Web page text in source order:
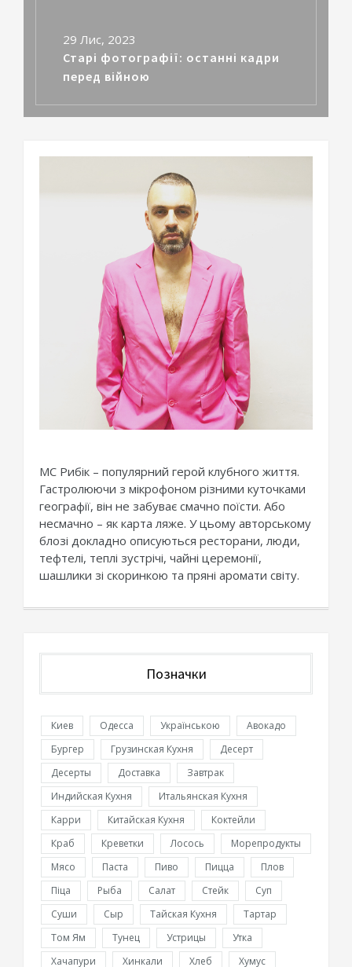
29 Лис, 2023
Старі фотографії: останні кадри
перед війною
МС Рибік – популярний герой клубного життя.
Гастролюючи з мікрофоном різними куточками
географії, він не забуває смачно поїсти. Або
несмачно – як карта ляже. У цьому авторському
блозі докладно описуються ресторани, люди,
тефтелі, теплі зустрічі, чайні церемонії,
шашлики зі скоринкою та пряні аромати світу.
Позначки
Киев Одесса Українською
Авокадо
Бургер
Грузинская Кухня
Десерт
Десерты
Доставка
Завтрак
Индийская Кухня
Итальянская Кухня
Карри
Китайская Кухня
Коктейли
Краб
Креветки Лосось
Морепродукты
Мясо
Паста Пиво Пицца
Плов
Піца
Рыба Салат Стейк
Суп
Суши
Сыр Тайская Кухня
Тартар
Том Ям
Тунец Устрицы
Утка
Хачапури
Хинкали Хлеб Хумус